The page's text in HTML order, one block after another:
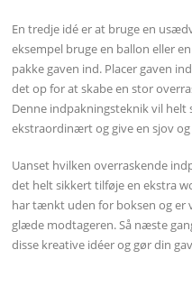
En tredje idé er at bruge en
eksempel bruge en ballon eller
pakke gaven ind. Placer gaven
det op for at skabe en stor
Denne indpakningsteknik vil
ekstraordinært og give en sjov
Uanset hvilken overraskende
det helt sikkert tilføje en ekstra
har tænkt uden for boksen og er
glæde modtageren. Så næste
disse kreative idéer og gør din